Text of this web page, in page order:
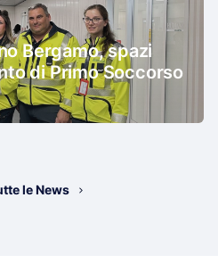
Bergamo, spazi
di Primo Soccorso
le News